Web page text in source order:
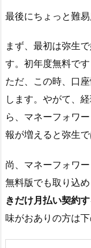
最後にちょっと難
まず、最初は弥生
す。初年度無料で
ただ、この時、口
します。やがて、
ら、マネーフォワ
報が増えると弥生で
尚、マネーフォワ
無料版でも取り込
きだけ月払い契約す
味がおありの方は下